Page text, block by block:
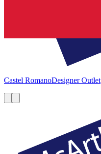
Castel RomanoDesigner Outlet